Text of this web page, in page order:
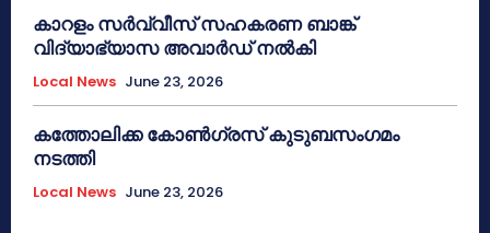
കാറളം സർവ്വീസ് സഹകരണ ബാങ്ക്
വിദ്യാഭ്യാസ അവാർഡ് നൽകി
Local News June 23, 2026
കത്തോലിക്ക കോൺഗ്രസ് കുടുബസംഗമം
നടത്തി
Local News June 23, 2026